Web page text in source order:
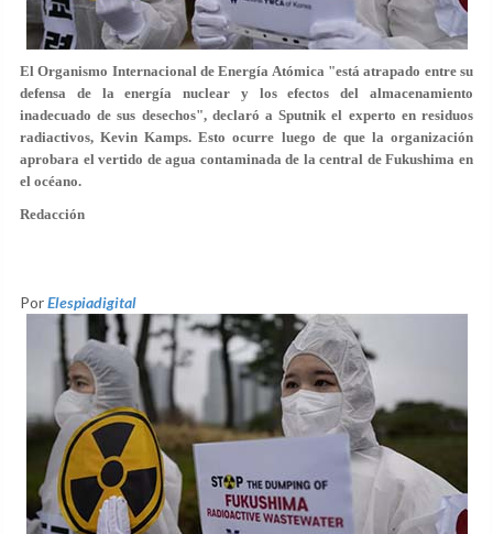
El Organismo Internacional de Energía Atómica "está atrapado entre su
defensa de la energía nuclear y los efectos del almacenamiento
inadecuado de sus desechos", declaró a Sputnik el experto en residuos
radiactivos, Kevin Kamps. Esto ocurre luego de que la organización
aprobara el vertido de agua contaminada de la central de Fukushima en
el océano.
Redacción
PorElespiadigital